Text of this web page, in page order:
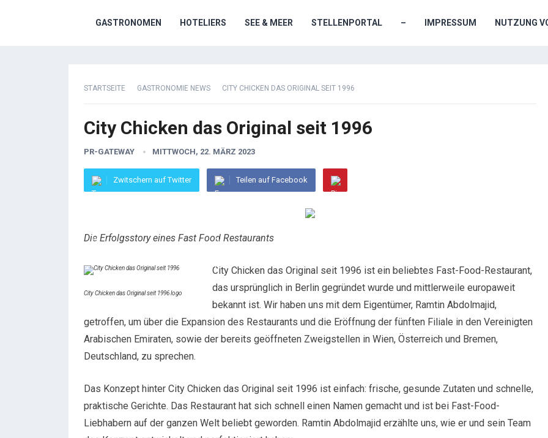
GASTRONOMEN HOTELIERS SEE & MEER STELLENPORTAL – IMPRESSUM NUTZUNG
STARTSEITE GASTRONOMIE NEWS CITY CHICKEN DAS ORIGINAL SEIT 1996
City Chicken das Original seit 1996
PR-GATEWAY MITTWOCH, 22. MÄRZ 2023
Zwitschern auf Twitter Teilen auf Facebook
Die Erfolgsstory eines Fast Food Restaurants
City Chicken das Original seit 1996 logo
City Chicken das Original seit 1996 ist ein beliebtes Fast-Food-Restaurant,
das ursprünglich in Berlin gegründet wurde und mittlerweile europaweit
bekannt ist. Wir haben uns mit dem Eigentümer, Ramtin Abdolmajid,
getroffen, um über die Expansion des Restaurants und die Eröffnung der fünften Filiale in den Vereinigten
Arabischen Emiraten, sowie der bereits geöffneten Zweigstellen in Wien, Österreich und Bremen,
Deutschland, zu sprechen.
Das Konzept hinter City Chicken das Original seit 1996 ist einfach: frische, gesunde Zutaten und schnelle,
praktische Gerichte. Das Restaurant hat sich schnell einen Namen gemacht und ist bei Fast-Food-
Liebhabern auf der ganzen Welt beliebt geworden. Ramtin Abdolmajid erzählte uns, wie er und sein Team